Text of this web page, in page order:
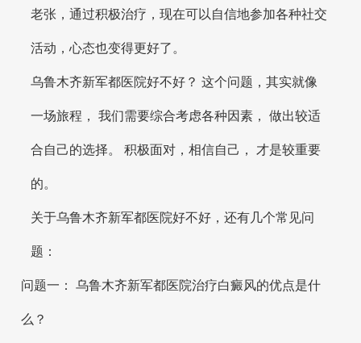
老张，通过积极治疗，现在可以自信地参加各种社交
活动，心态也变得更好了。
乌鲁木齐新军都医院好不好？ 这个问题，其实就像
一场旅程， 我们需要综合考虑各种因素， 做出较适
合自己的选择。 积极面对，相信自己， 才是较重要
的。
关于乌鲁木齐新军都医院好不好，还有几个常见问
题：
问题一： 乌鲁木齐新军都医院治疗白癜风的优点是什
么？